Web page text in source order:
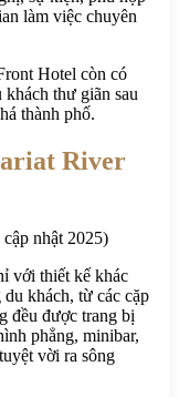
làm việc chuyên
Hotel còn có
thư giãn sau
thành phố.
River
với thiết kế khác
khách, từ các cặp
đều được trang bị
phẳng, minibar,
vời ra sông